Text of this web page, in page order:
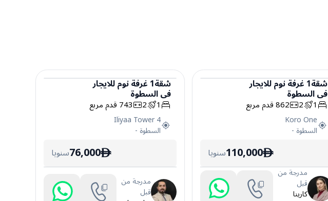
شقة
شقة1غرفة نومللايجار
فيالسطوة
1
2
862قدم مربع
Koro One
السطوة -
ê
110,000سنويا
مدرجة من
قبل
كارينا
شقة
شقة1غرفة نومللايجار
فيالسطوة
1
2
743قدم مربع
Iliyaa Tower 4
السطوة -
ê
76,000سنويا
مدرجة من
قبل